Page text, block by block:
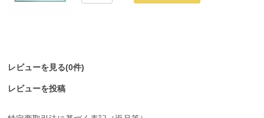
レビューを見る(0件)
レビューを投稿